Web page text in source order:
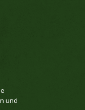
und